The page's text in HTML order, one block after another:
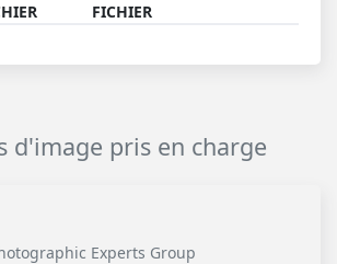
FICHIER
d'image pris en charge
Experts Group